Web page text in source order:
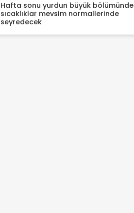
Hafta sonu yurdun büyük bölümünde
sıcaklıklar mevsim normallerinde
seyredecek